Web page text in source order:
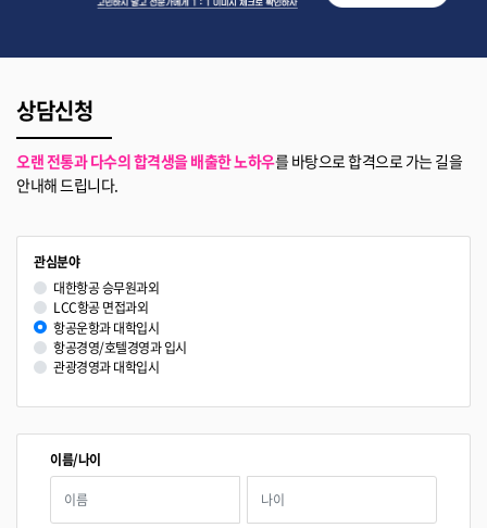
상담신청
오랜 전통과 다수의 합격생을 배출한 노하우를 바탕으로 합격으로 가는 길을
안내해 드립니다.
관심분야
대한항공 승무원과외
LCC항공 면접과외
항공운항과 대학입시
항공경영/호텔경영과 입시
관광경영과 대학입시
이름/나이